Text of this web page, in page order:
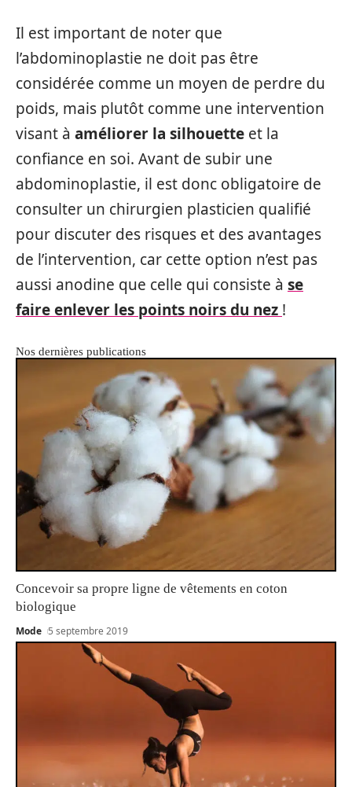
Il est important de noter que
l’abdominoplastie ne doit pas être
considérée comme un moyen de perdre du
poids, mais plutôt comme une intervention
visant à améliorer la silhouette et la
confiance en soi. Avant de subir une
abdominoplastie, il est donc obligatoire de
consulter un chirurgien plasticien qualifié
pour discuter des risques et des avantages
de l’intervention, car cette option n’est pas
aussi anodine que celle qui consiste à se
faire enlever les points noirs du nez !
Nos dernières publications
Concevoir sa propre ligne de vêtements en coton
biologique
Mode 5 septembre 2019